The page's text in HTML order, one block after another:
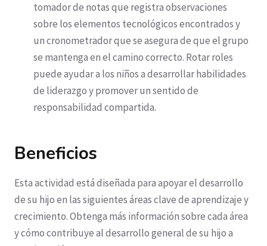
tomador de notas que registra observaciones
sobre los elementos tecnológicos encontrados y
un cronometrador que se asegura de que el grupo
se mantenga en el camino correcto. Rotar roles
puede ayudar a los niños a desarrollar habilidades
de liderazgo y promover un sentido de
responsabilidad compartida.
Beneficios
Esta actividad está diseñada para apoyar el desarrollo
de su hijo en las siguientes áreas clave de aprendizaje y
crecimiento. Obtenga más información sobre cada área
y cómo contribuye al desarrollo general de su hijo a